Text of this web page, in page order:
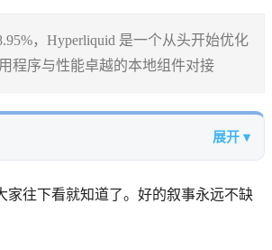
，Hyperliquid 是一个从头开始优化
程序与性能卓越的本地组件对接
展开 ▾
家往下看就知道了。好的叙事永远不缺